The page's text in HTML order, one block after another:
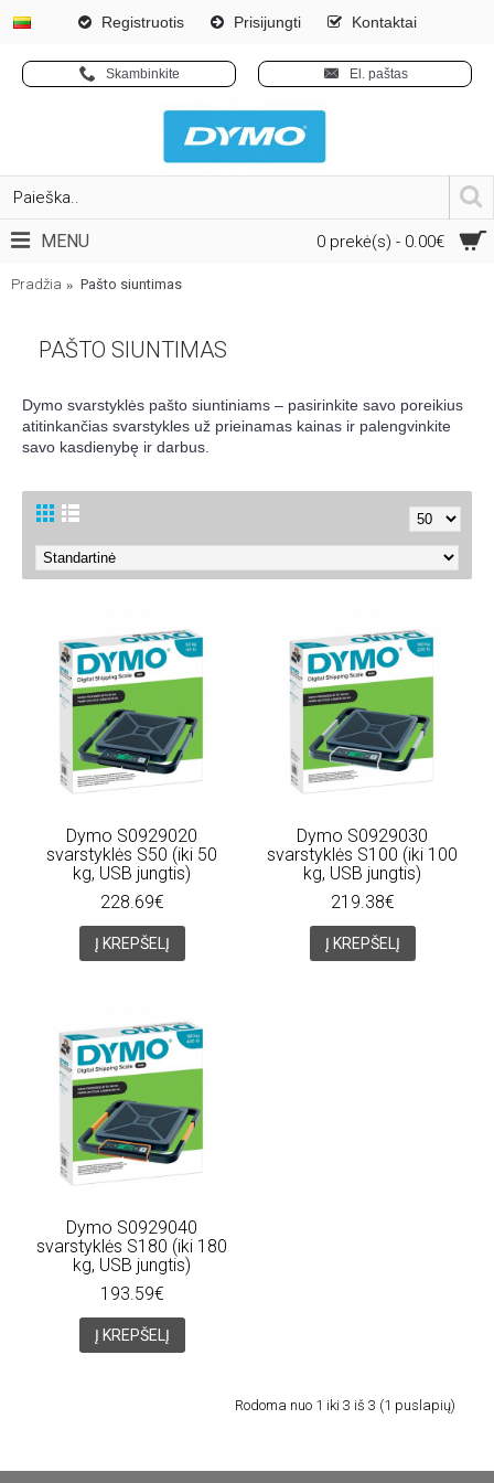
Registruotis Prisijungti Kontaktai
Skambinkite El. paštas
0 prekė(s) - 0.00€
MENU
Pradžia Pašto siuntimas
PAŠTO SIUNTIMAS
Dymo svarstyklės pašto siuntiniams – pasirinkite savo poreikius
atitinkančias svarstykles už prieinamas kainas ir palengvinkite
savo kasdienybę ir darbus.
Dymo S0929020
svarstyklės S50 (iki 50
kg, USB jungtis)
228.69€
Į KREPŠELĮ
Dymo S0929030
svarstyklės S100 (iki 100
kg, USB jungtis)
219.38€
Į KREPŠELĮ
Dymo S0929040
svarstyklės S180 (iki 180
kg, USB jungtis)
193.59€
Į KREPŠELĮ
Rodoma nuo 1 iki 3 iš 3 (1 puslapių)